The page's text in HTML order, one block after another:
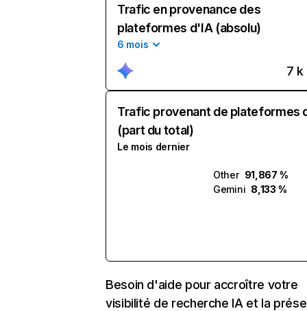
Trafic en provenance des
plateformes d'IA (absolu)
6 mois
7 k
Trafic provenant de plateformes
(part du total)
Le mois dernier
Other 91,867 %
Gemini 8,133 %
Besoin d'aide pour accroître votre
visibilité de recherche IA et la